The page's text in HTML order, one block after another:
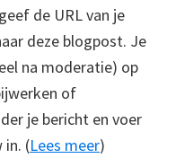
de URL van je
deze blogpost. Je
na moderatie) op
of
je bericht en voer
in. (Lees meer)